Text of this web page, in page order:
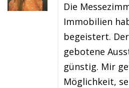
Die
Immobilien
begeistert.
gebotene
günstig. Mir
Möglichkeit,